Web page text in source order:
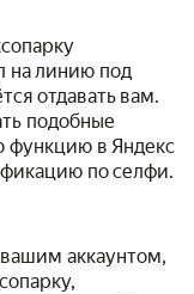
на линию под
отдавать вам.
подобные
функцию в Яндекс
по селфи.
аккаунтом,